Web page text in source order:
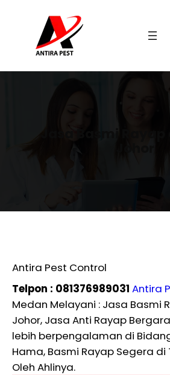
Jasa Basmi Rayap
Antira Pest Control
Telpon : 081376989031 Antira
Medan Melayani : Jasa Basmi
Johor, Jasa Anti Rayap
lebih berpengalaman di
Hama, Basmi Rayap Segera
Oleh Ahlinya.